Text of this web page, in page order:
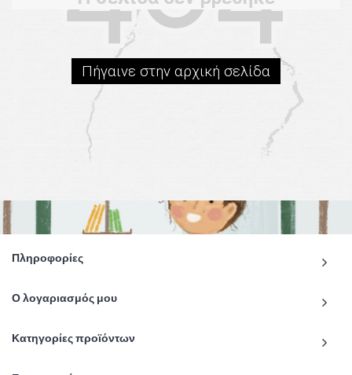
Πήγαινε στην αρχική σελίδα
Πληροφορίες
Ο λογαριασμός μου
Κατηγορίες προϊόντων